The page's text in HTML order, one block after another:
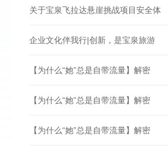
关于宝泉飞拉达悬崖挑战项目安全体
企业文化伴我行|创新，是宝泉旅游
【为什么“她”总是自带流量】解密
【为什么“她”总是自带流量】解密
【为什么“她”总是自带流量】解密